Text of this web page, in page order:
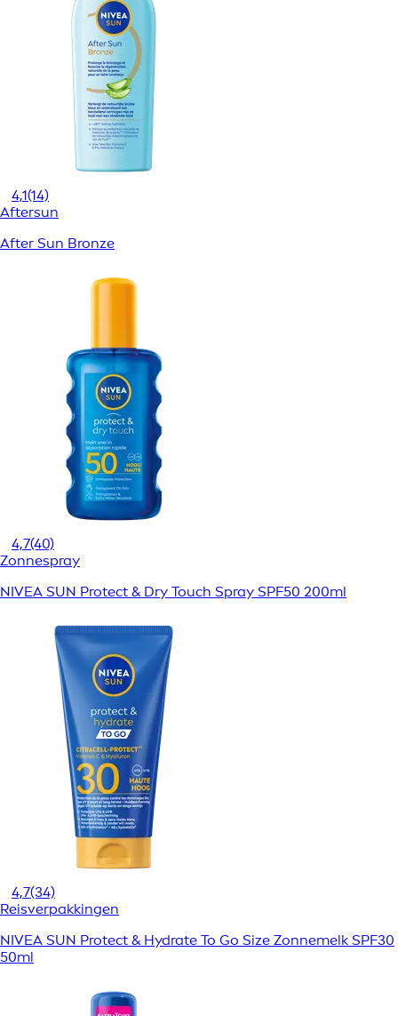
4,1(14)
Aftersun
After Sun Bronze
4,7(40)
Zonnespray
NIVEA SUN Protect & Dry Touch Spray SPF50 200ml
4,7(34)
Reisverpakkingen
NIVEA SUN Protect & Hydrate To Go Size Zonnemelk SPF30
50ml